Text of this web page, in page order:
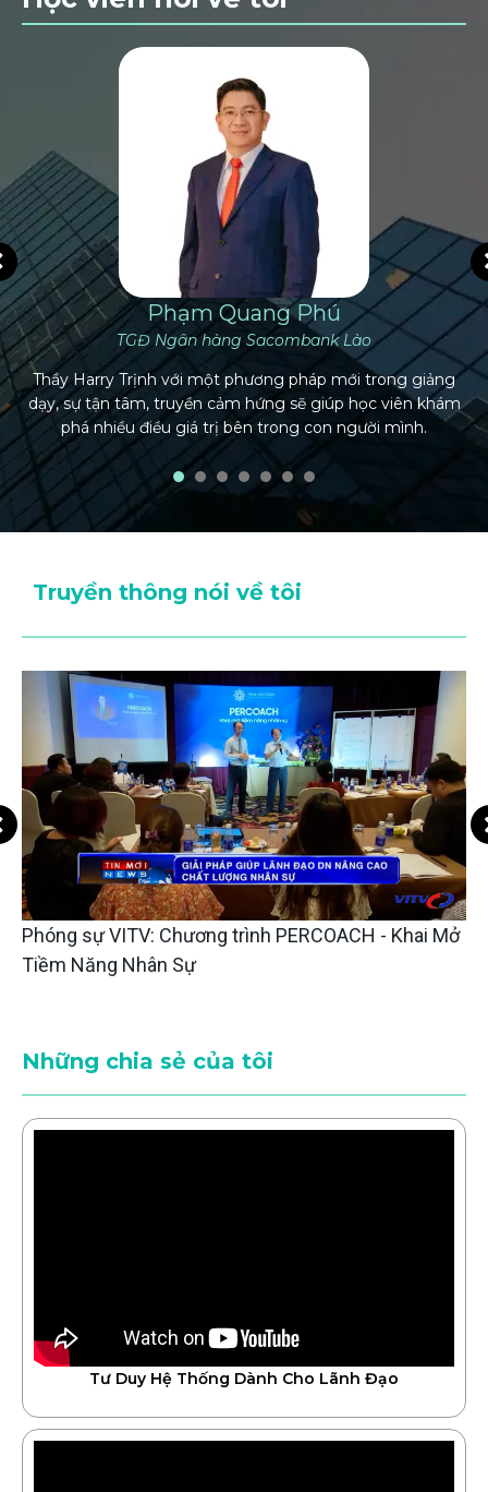
Phạm Quang Phú
TGĐ Ngân hàng Sacombank Lào
Thầy Harry Trịnh với một phương pháp mới trong giảng
dạy, sự tận tâm, truyền cảm hứng sẽ giúp học viên khám
phá nhiều điều giá trị bên trong con người mình.
Truyền thông nói về tôi
Phóng sự VITV: Chương trình PERCOACH - Khai Mở
Tiềm Năng Nhân Sự
Những chia sẻ của tôi
Tư Duy Hệ Thống Dành Cho Lãnh Đạo